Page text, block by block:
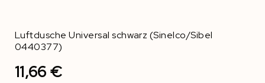
Luftdusche Universal schwarz (Sinelco/Sibel
0440377)
11,66 €